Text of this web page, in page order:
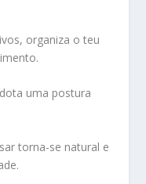
organiza o teu
uma postura
torna-se natural e